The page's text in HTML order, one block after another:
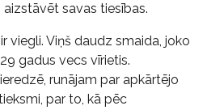
savas tiesības.
viegli. Viņš daudz smaida, joko
gadus vecs vīrietis.
runājam par apkārtējo
par to, kā pēc